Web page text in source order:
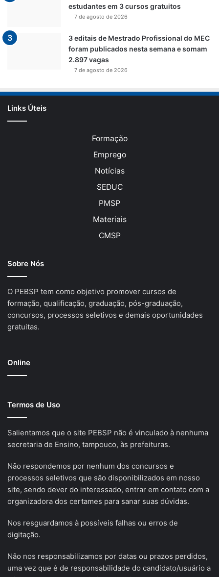
estudantes em 3 cursos gratuitos
7 de agosto de 2026
3 editais de Mestrado Profissional do MEC
foram publicados nesta semana e somam
2.897 vagas
7 de agosto de 2026
Links Úteis
Formação
Emprego
Notícias
SEDUC
PMSP
Materiais
CMSP
Sobre Nós
O PEBSP tem como objetivo promover cursos de
formação, qualificação, graduação, pós-graduação,
concursos, processos seletivos e demais oportunidades
gratuitas.
Online
Termos de Uso
Salientamos que o site PEBSP não é vinculado à nenhuma
secretaria de Ensino, tampouco, às prefeituras.
Não respondemos por nenhum dos concursos e
processos seletivos que são disponibilizados em nosso
site, sendo dever do interessado, entrar em contato com a
organizadora dos certames para sanar suas dúvidas.
Nos resguardamos à possíveis falhas ou erros de
digitação.
Não nos responsabilizamos por datas ou prazos perdidos,
uma vez que é de responsabilidade do candidato/usuário a